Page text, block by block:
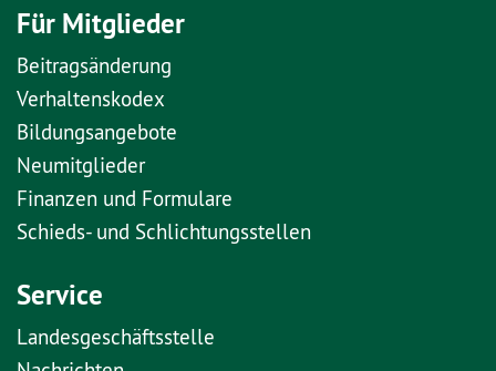
Für Mitglieder
Beitragsänderung
Verhaltenskodex
Bildungsangebote
Neumitglieder
Finanzen und Formulare
Schieds- und Schlichtungsstellen
Service
Landesgeschäftsstelle